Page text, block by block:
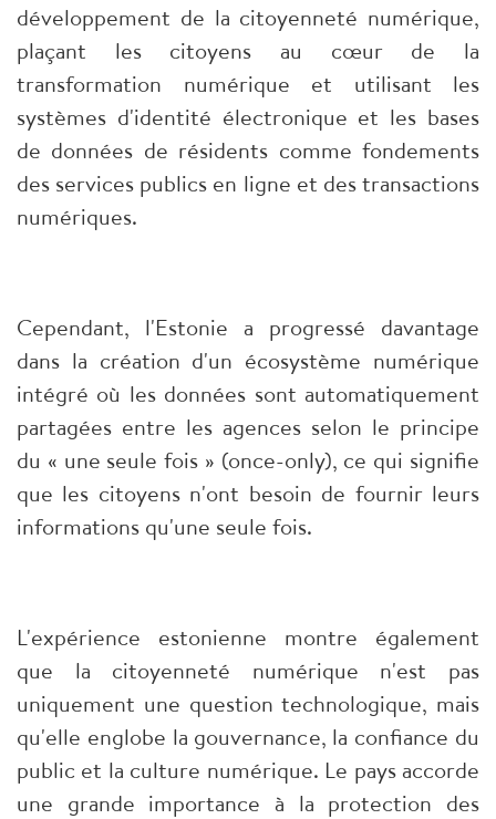
développement de la citoyenneté numérique,
plaçant les citoyens au cœur de la
transformation numérique et utilisant les
systèmes d'identité électronique et les bases
de données de résidents comme fondements
des services publics en ligne et des transactions
numériques.
Cependant, l'Estonie a progressé davantage
dans la création d'un écosystème numérique
intégré où les données sont automatiquement
partagées entre les agences selon le principe
du « une seule fois » (once-only), ce qui signifie
que les citoyens n'ont besoin de fournir leurs
informations qu'une seule fois.
L'expérience estonienne montre également
que la citoyenneté numérique n'est pas
uniquement une question technologique, mais
qu'elle englobe la gouvernance, la confiance du
public et la culture numérique. Le pays accorde
une grande importance à la protection des